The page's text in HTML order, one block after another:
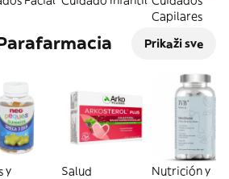
Capilares
Prikaži sve
y
Salud
Nutrición y